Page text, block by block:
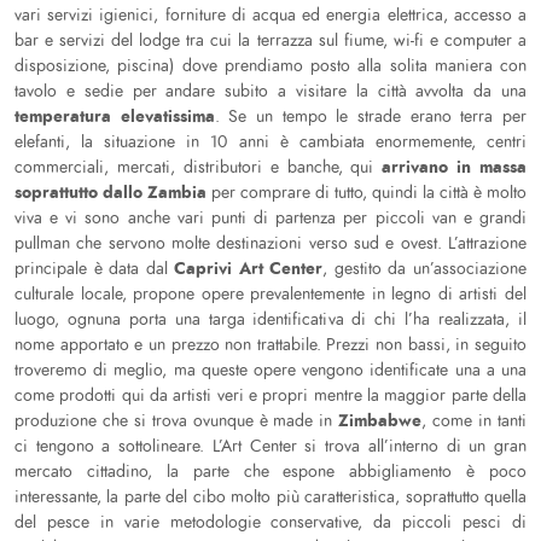
vari servizi igienici, forniture di acqua ed energia elettrica, accesso a
bar e servizi del lodge tra cui la terrazza sul fiume, wi-fi e computer a
disposizione, piscina) dove prendiamo posto alla solita maniera con
tavolo e sedie per andare subito a visitare la città avvolta da una
temperatura elevatissima. Se un tempo le strade erano terra per
elefanti, la situazione in 10 anni è cambiata enormemente, centri
commerciali, mercati, distributori e banche, quiarrivano in massa
soprattutto dallo Zambia per comprare di tutto, quindi la città è molto
viva e vi sono anche vari punti di partenza per piccoli van e grandi
pullman che servono molte destinazioni verso sud e ovest. L’attrazione
principale è data dalCaprivi Art Center, gestito da un’associazione
culturale locale, propone opere prevalentemente in legno di artisti del
luogo, ognuna porta una targa identificativa di chi l’ha realizzata, il
nome apportato e un prezzo non trattabile. Prezzi non bassi, in seguito
troveremo di meglio, ma queste opere vengono identificate una a una
come prodotti qui da artisti veri e propri mentre la maggior parte della
produzione che si trova ovunque è made inZimbabwe, come in tanti
ci tengono a sottolineare. L’Art Center si trova all’interno di un gran
mercato cittadino, la parte che espone abbigliamento è poco
interessante, la parte del cibo molto più caratteristica, soprattutto quella
del pesce in varie metodologie conservative, da piccoli pesci di